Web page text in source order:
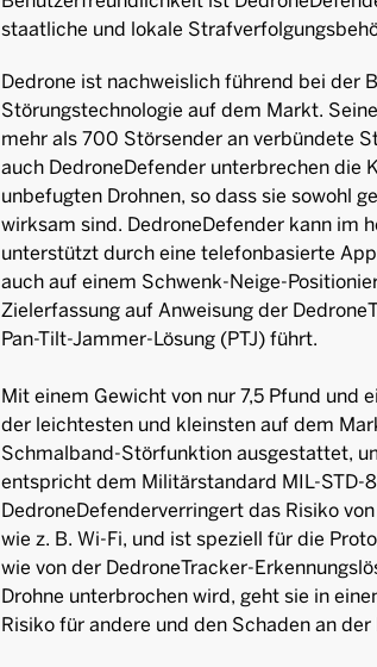
staatliche und lokale
Dedrone ist nachweislich führend bei der
Störungstechnologie auf dem Markt.
mehr als 700 Störsender an verbündete
auch DedroneDefender unterbrechen die
unbefugten Drohnen, so dass sie sowohl
wirksam sind. DedroneDefender kann im
unterstützt durch eine telefonbasierte
auch auf einem Schwenk-Neige-
Zielerfassung auf Anweisung der
Pan-Tilt-Jammer-Lösung (PTJ) führt.
Mit einem Gewicht von nur 7,5 Pfund und
der leichtesten und kleinsten auf dem
Schmalband-Störfunktion ausgestattet,
entspricht dem Militärstandard MIL-STD-
DedroneDefenderverringert das Risiko
wie z. B. Wi-Fi, und ist speziell für die
wie von der DedroneTracker-
Drohne unterbrochen wird, geht sie in
Risiko für andere und den Schaden an